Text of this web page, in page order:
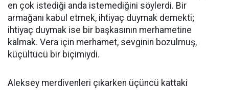
en çok istediği anda istemediğini söylerdi. Bir
armağanı kabul etmek, ihtiyaç duymak demekti;
ihtiyaç duymak ise bir başkasının merhametine
kalmak. Vera için merhamet, sevginin bozulmuş,
küçültücü bir biçimiydi.
Aleksey merdivenleri çıkarken üçüncü kattaki